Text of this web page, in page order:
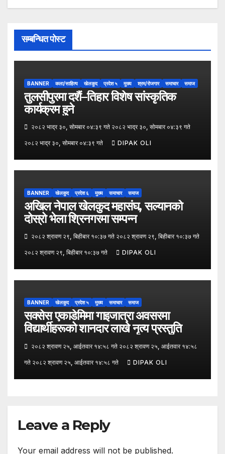
सम्बन्धित पोस्ट
BANNER कला/साहित्य खेलकुद प्रदेश ५ मुख्य श्रम/रोजगार समाचार समाज
तुलसीपुरमा दशैं–तिहार विशेष सांस्कृतिक
कार्यक्रम हुने
२०८२ भाद्र ३०, सोमबार ०४:३९ गते २०८२ भाद्र ३०, सोमबार ०४:३९ गते
२०८२ भाद्र ३०, सोमबार ०४:३९ गते DIPAK OLI
BANNER खेलकुद प्रदेश ६ मुख्य समाचार समाज
अखिल नेपाल खेलकुद महासंघ, सल्यानको
दोस्रो भेला श्रिनगरमा सम्पन्न
२०८२ श्रावण २९, बिहीबार १०:३७ गते २०८२ श्रावण २९, बिहीबार १०:३७ गते
२०८२ श्रावण २९, बिहीबार १०:३७ गते DIPAK OLI
BANNER खेलकुद प्रदेश ५ मुख्य समाचार समाज
सक्सेस एकाडेमिमा गाइजात्रा अवसरमा
विद्यार्थीहरूको शानदार लाखे नृत्य प्रस्तुति
२०८२ श्रावण २५, आईतवार १४:५८ गते २०८२ श्रावण २५, आईतवार १४:५८
गते २०८२ श्रावण २५, आईतवार १४:५८ गते DIPAK OLI
Leave a Reply
Your email address will not be published.